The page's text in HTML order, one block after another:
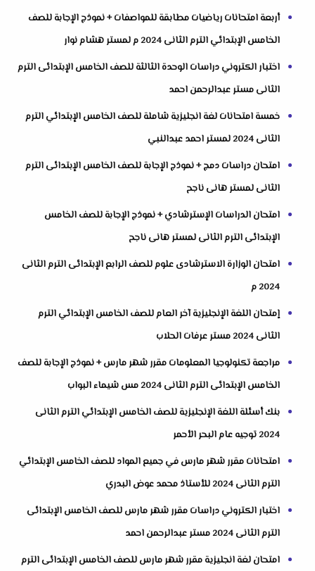
أربعة امتحانات رياضيات مطابقة للمواصفات + نموذج الإجابة للصف
الخامس الإبتدائي الترم الثانى 2024 م لمستر هشام نوار
اختبار الكتروني دراسات الوحدة الثالثة للصف الخامس الإبتدائى الترم
الثانى مستر عبدالرحمن احمد
خمسة امتحانات لغة انجليزية شاملة للصف الخامس الإبتدائي الترم
الثانى 2024 لمستر احمد عبدالنبي
امتحان دراسات دمج + نموذج الإجابة للصف الخامس الإبتدائى الترم
الثانى لمستر هانى ناجح
امتحان الدراسات الإسترشادي + نموذج الإجابة للصف الخامس
الإبتدائى الترم الثانى لمستر هانى ناجح
امتحان الوزارة الاسترشادى علوم للصف الرابع الإبتدائى الترم الثانى
2024 م
إمتحان اللغة الإنجليزية آخر العام للصف الخامس الإبتدائي الترم
الثانى 2024 مستر عرفات الحلاب
مراجعة تكنولوجيا المعلومات مقرر شهر مارس + نموذج الإجابة للصف
الخامس الإبتدائى الترم الثانى 2024 مس شيماء البواب
بنك أسئلة اللغة الإنجليزية للصف الخامس الإبتدائي الترم الثانى
2024 توجيه عام البحر الأحمر
امتحانات مقرر شهر مارس في جميع المواد للصف الخامس الإبتدائي
الترم الثانى 2024 للأستاذ محمد عوض البدري
اختبار الكتروني دراسات مقرر شهر مارس للصف الخامس الإبتدائى
الترم الثانى 2024 مستر عبدالرحمن احمد
امتحان لغة انجليزية مقرر شهر مارس للصف الخامس الإبتدائى الترم